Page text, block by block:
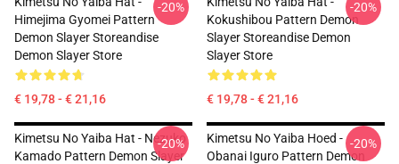
Himejima Gyomei Pattern
Demon Slayer Storeandise
Demon Slayer Store
€ 19,78 - € 21,16
-20%
Kokushibou Pattern Demon
Slayer Storeandise Demon
Slayer Store
€ 19,78 - € 21,16
-20%
Kimetsu No Yaiba Hat - Nezuko
Kamado Pattern Demon Slayer
-20%
Kimetsu No Yaiba Hoed -
Obanai Iguro Pattern Demon
-20%